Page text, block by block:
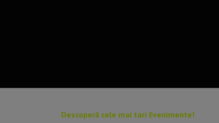
Descoperă cele mai tari Evenimente!